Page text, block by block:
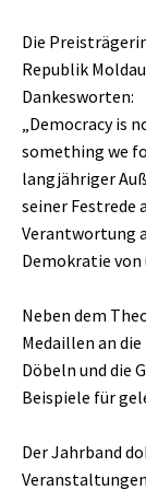
Die
Republik
Dankesworten:
„Democracy is
something we
langjähriger
seiner Festrede
Verantwortung
Demokratie von
Neben dem
Medaillen an
Döbeln und die
Beispiele für
Der Jahrband